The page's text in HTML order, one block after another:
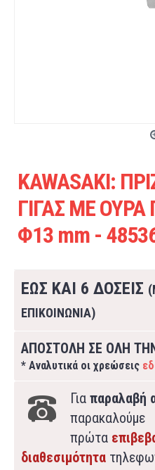
KAWASAKI:
ΓΙΓΑΣ ΜΕ ΟΥΡΑ
Φ13 mm -
ΕΩΣ ΚΑΙ 6 ΔΟΣΕΙΣ
ΕΠΙΚΟΙΝΩΝΙΑ)
ΑΠΟΣΤΟΛΗ ΣΕ ΟΛΗ
* Αναλυτικά οι χρεώσεις
Για παραλαβή
παρακαλούμε
πρώτα
διαθεσιμότητα